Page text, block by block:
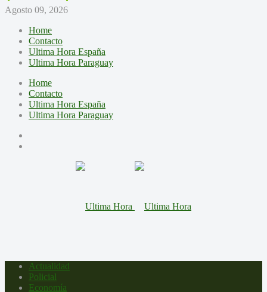
Agosto 09, 2026
Home
Contacto
Ultima Hora España
Ultima Hora Paraguay
Home
Contacto
Ultima Hora España
Ultima Hora Paraguay
Actualidad
Policial
Economía